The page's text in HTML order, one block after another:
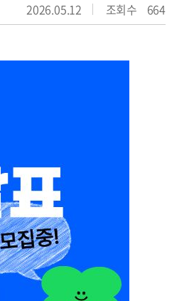
2026.05.12 조회수 664